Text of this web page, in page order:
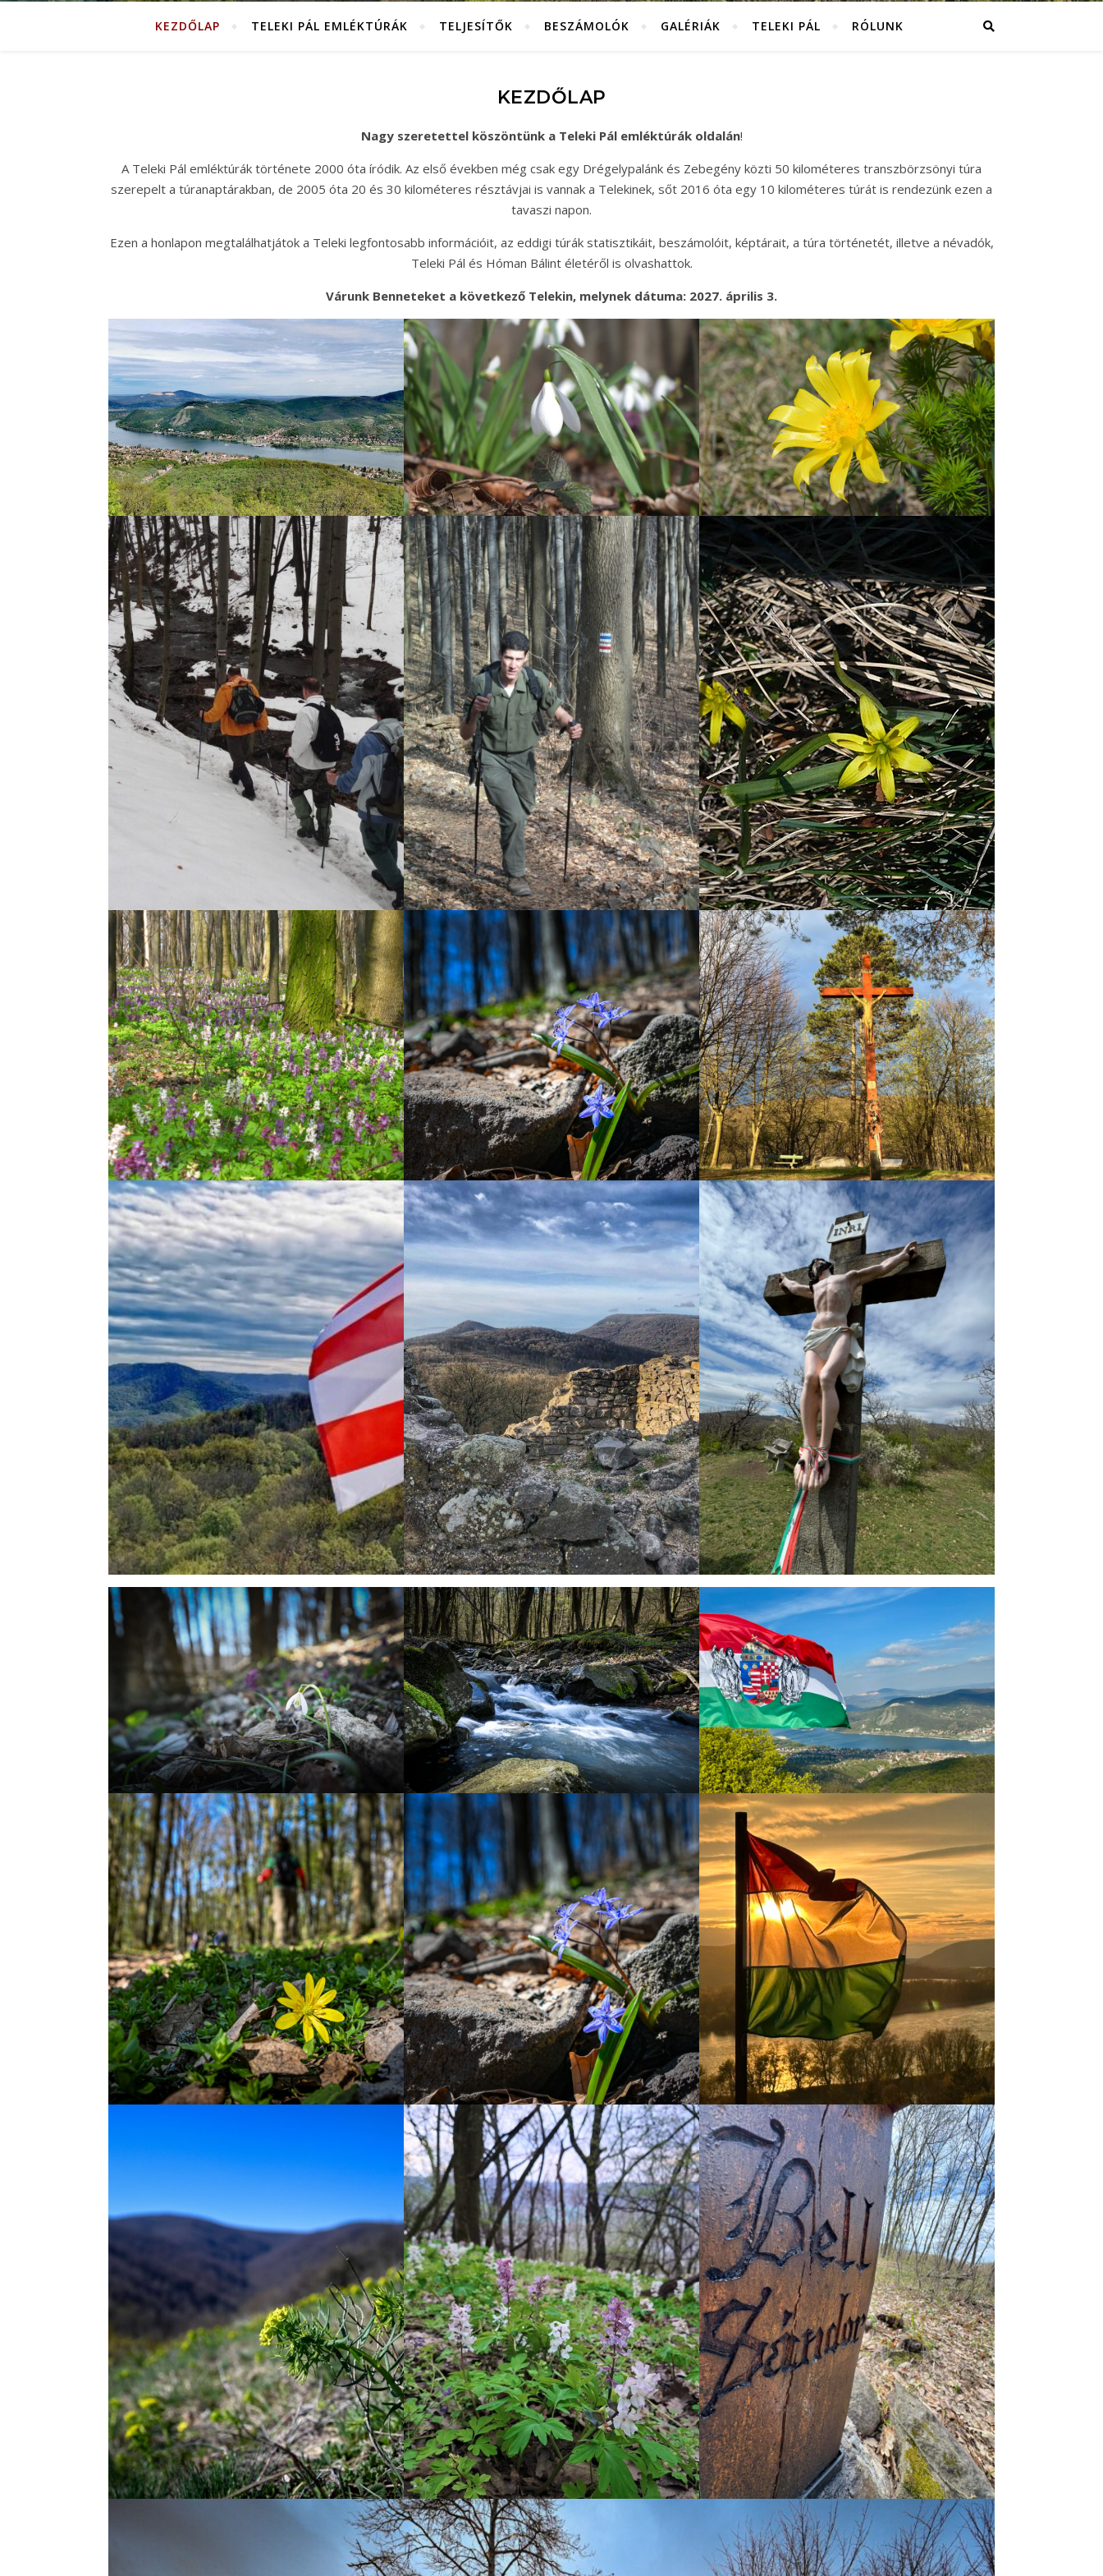
KEZDŐLAP TELEKI PÁL EMLÉKTÚRÁK TELJESÍTŐK BESZÁMOLÓK GALÉRIÁK TELEKI PÁL RÓLUNK
KEZDŐLAP
Nagy szeretettel köszöntünk a Teleki Pál emléktúrák oldalán!
A Teleki Pál emléktúrák története 2000 óta íródik. Az első években még csak egy Drégelypalánk és Zebegény közti 50 kilométeres transzbörzsönyi túra
szerepelt a túranaptárakban, de 2005 óta 20 és 30 kilométeres résztávjai is vannak a Telekinek, sőt 2016 óta egy 10 kilométeres túrát is rendezünk ezen a
tavaszi napon.
Ezen a honlapon megtalálhatjátok a Teleki legfontosabb információit, az eddigi túrák statisztikáit, beszámolóit, képtárait, a túra történetét, illetve a névadók,
Teleki Pál és Hóman Bálint életéről is olvashattok.
Várunk Benneteket a következő Telekin, melynek dátuma: 2027. április 3.